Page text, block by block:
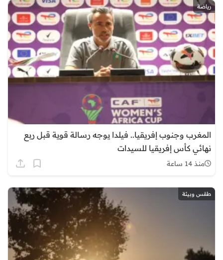
رياضة
المغرب وجنوب إفريقيا.. فيلدا يوجه رسالة قوية قبل ربع
نهائي كأس إفريقيا للسيدات
منذ 14 ساعة
طقس وبيئة